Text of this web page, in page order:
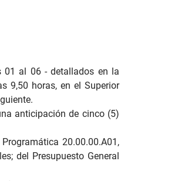
01 al 06 - detallados en la
9,50 horas, en el Superior
anticipación de cinco (5)
20.00.00.A01,
del Presupuesto General